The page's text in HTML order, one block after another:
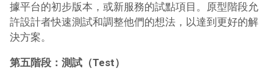
據平台的初步版本，或新服務的試點項目。原型階段允
許設計者快速測試和調整他們的想法，以達到更好的解
決方案。
第五階段：測試（Test）